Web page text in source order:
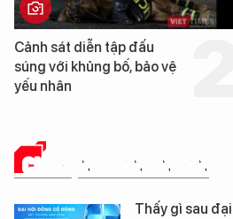
Cảnh sát diễn tập đấu
súng với khủng bố, bảo vệ
yếu nhân
CHUYỆN DOANH NHÂN
Thấy gì sau